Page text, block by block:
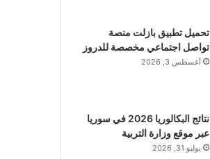
تحميل تطبيق بازلت منصة
تواصل اجتماعي مخصصة للدروز
أغسطس 3, 2026
نتائج البكالوريا 2026 في سوريا
عبر موقع وزارة التربية
يوليو 31, 2026